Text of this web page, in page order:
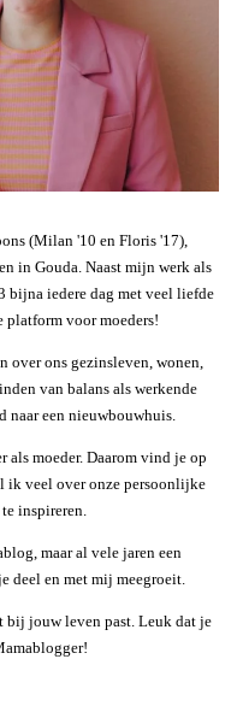
(Milan '10 en Floris '17),
in Gouda. Naast mijn werk als
bijna iedere dag met veel liefde
voor moeders!
over ons gezinsleven, wonen,
van balans als werkende
naar een nieuwbouwhuis.
als moeder. Daarom vind je op
ik veel over onze persoonlijke
inspireren.
maar al vele jaren een
deel en met mij meegroeit.
jouw leven past. Leuk dat je